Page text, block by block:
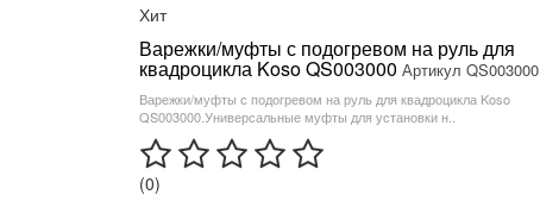
Хит
Варежки/муфты с подогревом на руль для
квадроцикла Koso QS003000 Артикул QS003000
Варежки/муфты с подогревом на руль для квадроцикла Koso
QS003000.Универсальные муфты для установки н..
(0)